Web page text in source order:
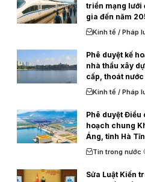
triển mạng lưới
gia đến năm
Kinh tế / Pháp
Phê duyệt kế
nhà thầu xây
cấp, thoát
Kinh tế / Pháp
Phê duyệt Điều
hoạch chung
Áng, tỉnh Hà
Tin trong nước
Sửa Luật Kiến